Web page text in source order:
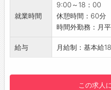
・アナログ・デ
・はんだ作業
■機械設計
・機構設計
・部品手配
就業時間
9:00～18：00
休憩時間：60分
時間外勤務：月
給与 月給制：基本給
この求人